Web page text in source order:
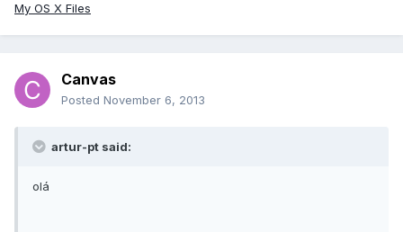
My OS X Files
Canvas
Posted November 6, 2013
artur-pt said:
olá